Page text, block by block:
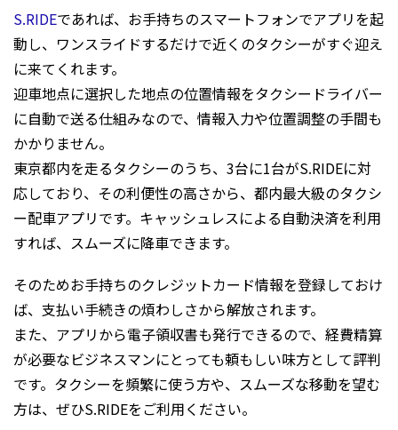
S.RIDEであれば、お手持ちのスマートフォンでアプリを起
動し、ワンスライドするだけで近くのタクシーがすぐ迎え
に来てくれます。
迎車地点に選択した地点の位置情報をタクシードライバー
に自動で送る仕組みなので、情報入力や位置調整の手間も
かかりません。
東京都内を走るタクシーのうち、3台に1台がS.RIDEに対
応しており、その利便性の高さから、都内最大級のタクシ
ー配車アプリです。キャッシュレスによる自動決済を利用
すれば、スムーズに降車できます。
そのためお手持ちのクレジットカード情報を登録しておけ
ば、支払い手続きの煩わしさから解放されます。
また、アプリから電子領収書も発行できるので、経費精算
が必要なビジネスマンにとっても頼もしい味方として評判
です。タクシーを頻繁に使う方や、スムーズな移動を望む
方は、ぜひS.RIDEをご利用ください。